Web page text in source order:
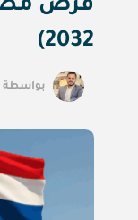
2032)
بواسطة